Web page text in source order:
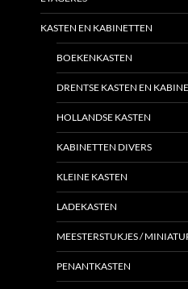
KASTEN EN KABINETTEN
BOEKENKASTEN
DRENTSE KASTEN EN
HOLLANDSE KASTEN
KABINETTEN DIVERS
KLEINE KASTEN
LADEKASTEN
MEESTERSTUKJES /
PENANTKASTEN